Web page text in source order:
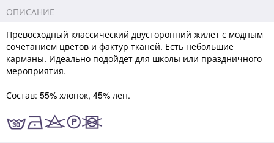
ОПИСАНИЕ
Превосходный классический двусторонний жилет с модным
сочетанием цветов и фактур тканей. Есть небольшие
карманы. Идеально подойдет для школы или праздничного
мероприятия.
Состав: 55% хлопок, 45% лен.